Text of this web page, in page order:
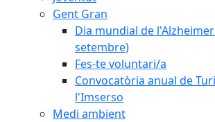
Gent Gran
Dia mundial de
setembre)
Fes-te voluntari/a
Convocatòria anual de
l'Imserso
Medi ambient